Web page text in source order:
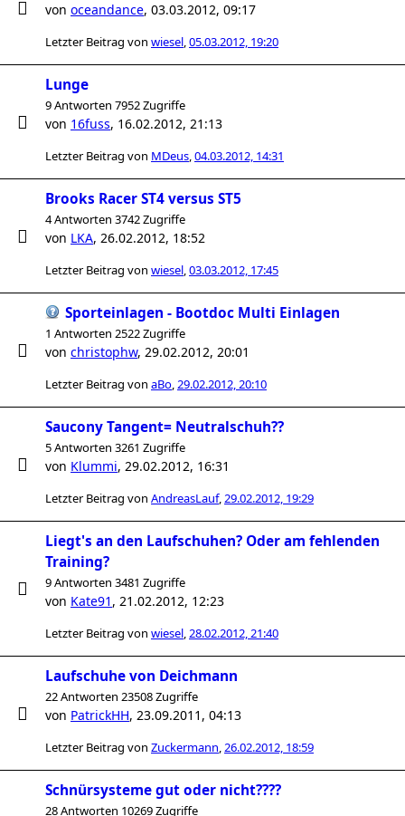
von oceandance, 03.03.2012, 09:17
Letzter Beitrag von wiesel,05.03.2012, 19:20
Lunge
9 Antworten 7952 Zugriffe
von 16fuss, 16.02.2012, 21:13
Letzter Beitrag von MDeus,04.03.2012, 14:31
Brooks Racer ST4 versus ST5
4 Antworten 3742 Zugriffe
von LKA, 26.02.2012, 18:52
Letzter Beitrag von wiesel,03.03.2012, 17:45
Sporteinlagen - Bootdoc Multi Einlagen
1 Antworten 2522 Zugriffe
von christophw, 29.02.2012, 20:01
Letzter Beitrag von aBo,29.02.2012, 20:10
Saucony Tangent= Neutralschuh??
5 Antworten 3261 Zugriffe
von Klummi, 29.02.2012, 16:31
Letzter Beitrag von AndreasLauf,29.02.2012, 19:29
Liegt's an den Laufschuhen? Oder am fehlenden
Training?
9 Antworten 3481 Zugriffe
von Kate91 , 21.02.2012, 12:23
Letzter Beitrag von wiesel,28.02.2012, 21:40
Laufschuhe von Deichmann
22 Antworten 23508 Zugriffe
von PatrickHH, 23.09.2011, 04:13
Letzter Beitrag von Zuckermann,26.02.2012, 18:59
Schnürsysteme gut oder nicht????
28 Antworten 10269 Zugriffe